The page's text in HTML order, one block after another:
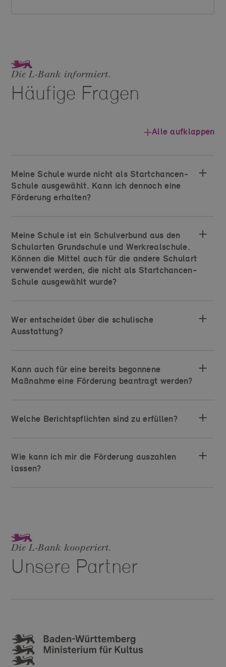
Die L‑Bank informiert.
Häufige Fragen
Alle aufklappen
Meine Schule wurde nicht als Startchancen-
Schule ausgewählt. Kann ich dennoch eine
Förderung erhalten?
Meine Schule ist ein Schulverbund aus den
Schularten Grundschule und Werkrealschule.
Können die Mittel auch für die andere Schulart
verwendet werden, die nicht als Startchancen-
Schule ausgewählt wurde?
Wer entscheidet über die schulische
Ausstattung?
Kann auch für eine bereits begonnene
Maßnahme eine Förderung beantragt werden?
Welche Berichtspflichten sind zu erfüllen?
Wie kann ich mir die Förderung auszahlen
lassen?
Die L‑Bank kooperiert.
Unsere Partner